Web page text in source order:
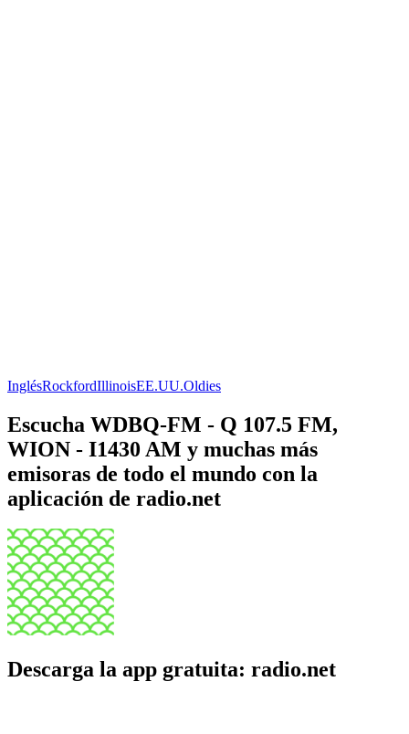
InglésRockfordIllinoisEE.UU.Oldies
Escucha WDBQ-FM - Q 107.5 FM,
WION - I1430 AM y muchas más
emisoras de todo el mundo con la
aplicación de radio.net
Descarga la app gratuita: radio.net